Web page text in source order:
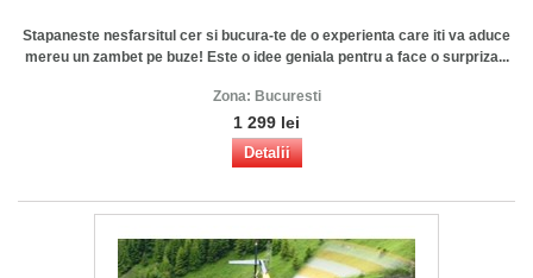
Stapaneste nesfarsitul cer si bucura-te de o experienta care iti va aduce
mereu un zambet pe buze! Este o idee geniala pentru a face o surpriza...
Zona: Bucuresti
1 299 lei
Detalii